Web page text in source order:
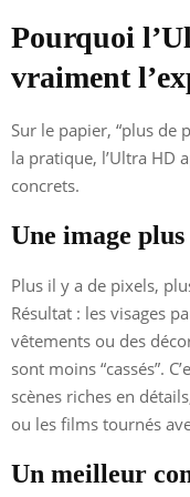
Pourquoi
vraiment
Sur le papier, “plus de
la pratique, l’Ultra HD
concrets.
Une image
Plus il y a de pixels,
Résultat : les visages
vêtements ou des
sont moins “cassés”.
scènes riches en
ou les films tournés
Un meilleur